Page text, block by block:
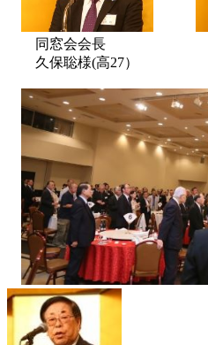
同窓会会長 七
久保聡様(高27）